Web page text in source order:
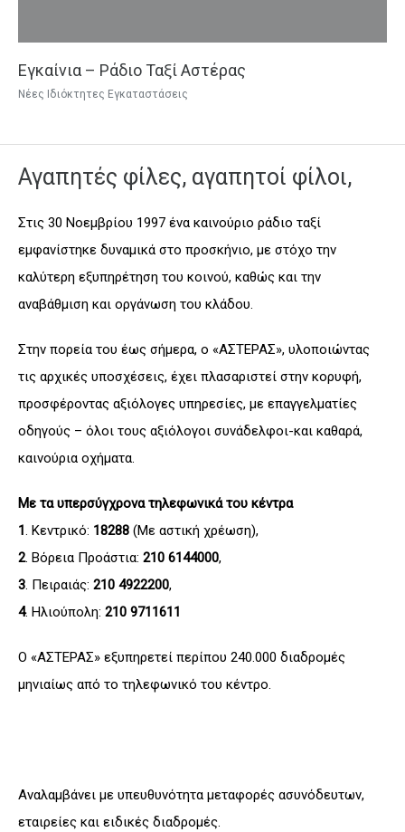
Εγκαίνια – Ράδιο Ταξί Αστέρας
Νέες Ιδιόκτητες Εγκαταστάσεις
Αγαπητές φίλες, αγαπητοί φίλοι,
Στις 30 Νοεμβρίου 1997 ένα καινούριο ράδιο ταξί
εμφανίστηκε δυναμικά στο προσκήνιο, με στόχο την
καλύτερη εξυπηρέτηση του κοινού, καθώς και την
αναβάθμιση και οργάνωση του κλάδου.
Στην πορεία του έως σήμερα, ο «ΑΣΤΕΡΑΣ», υλοποιώντας
τις αρχικές υποσχέσεις, έχει πλασαριστεί στην κορυφή,
προσφέροντας αξιόλογες υπηρεσίες, με επαγγελματίες
οδηγούς – όλοι τους αξιόλογοι συνάδελφοι-και καθαρά,
καινούρια οχήματα.
Με τα υπερσύγχρονα τηλεφωνικά του κέντρα
1. Κεντρικό: 18288 (Με αστική χρέωση),
2. Βόρεια Προάστια: 210 6144000,
3. Πειραιάς: 210 4922200,
4. Ηλιούπολη: 210 9711611
Ο «ΑΣΤΕΡΑΣ» εξυπηρετεί περίπου 240.000 διαδρομές
μηνιαίως από το τηλεφωνικό του κέντρο.
Αναλαμβάνει με υπευθυνότητα μεταφορές ασυνόδευτων,
εταιρείες και ειδικές διαδρομές.